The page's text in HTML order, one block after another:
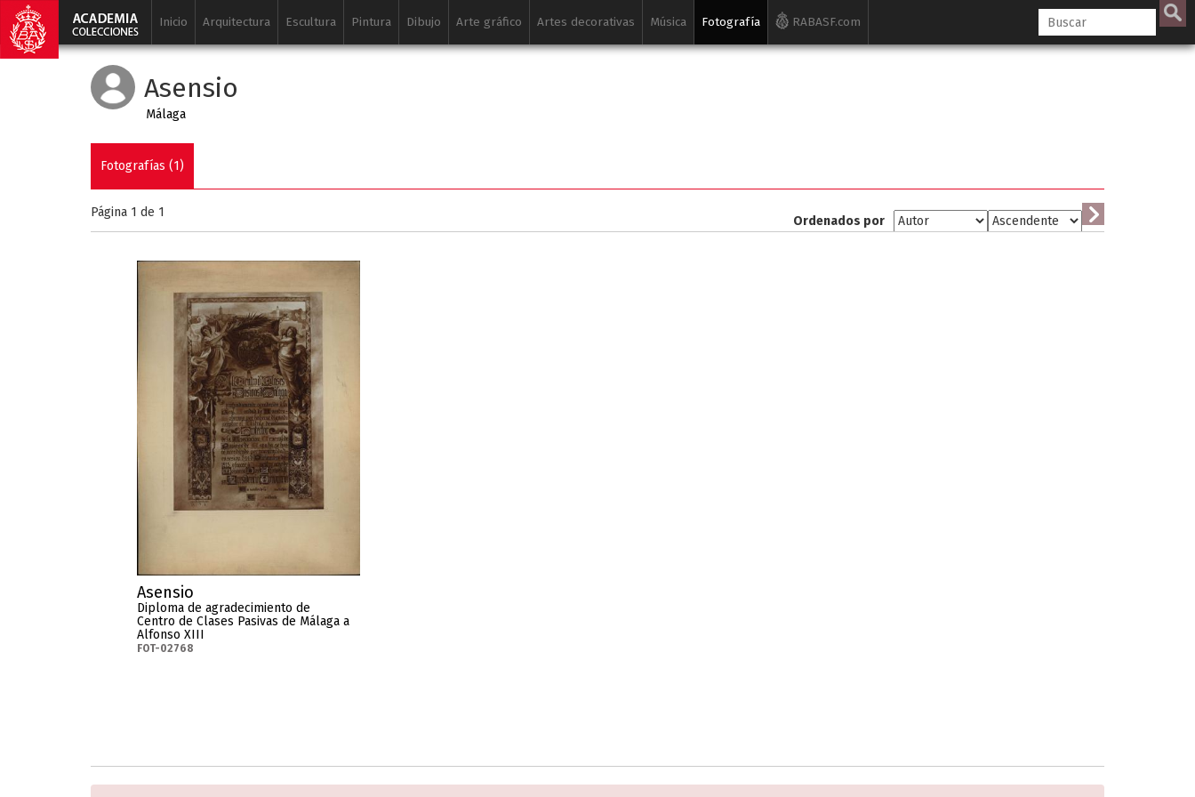
Inicio Arquitectura Escultura Pintura Dibujo Arte gráfico Artes decorativas Música Fotografía RABASF.com
Asensio
Málaga
Fotografías (1)
Página 1 de 1
Ordenados por
Asensio
Diploma de agradecimiento de
Centro de Clases Pasivas de Málaga a
Alfonso XIII
FOT-02768